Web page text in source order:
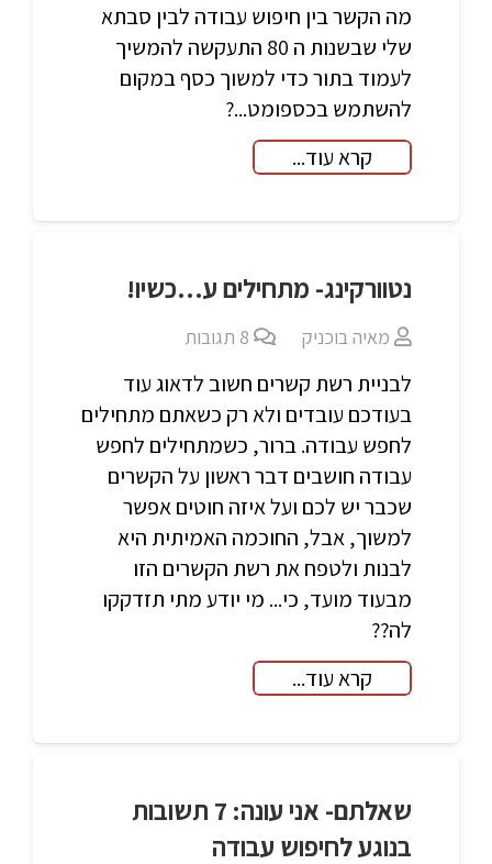
מה הקשר בין חיפוש עבודה לבין סבתא
שלי שבשנות ה 80 התעקשה להמשיך
לעמוד בתור כדי למשוך כסף במקום
להשתמש בכספומט...?
קרא עוד...
נטוורקינג- מתחילים ע…כשיו!
מאיה בוכניק 8 תגובות
לבניית רשת קשרים חשוב לדאוג עוד
בעודכם עובדים ולא רק כשאתם מתחילים
לחפש עבודה. ברור, כשמתחילים לחפש
עבודה חושבים דבר ראשון על הקשרים
שכבר יש לכם ועל איזה חוטים אפשר
למשוך, אבל, החוכמה האמיתית היא
לבנות ולטפח את רשת הקשרים הזו
מבעוד מועד, כי... מי יודע מתי תזדקקו
לה??
קרא עוד...
שאלתם- אני עונה: 7 תשובות
בנוגע לחיפוש עבודה